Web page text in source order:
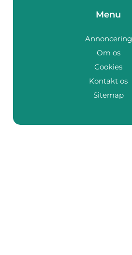
Menu
Annoncering
Om os
Cookies
Kontakt os
Sitemap